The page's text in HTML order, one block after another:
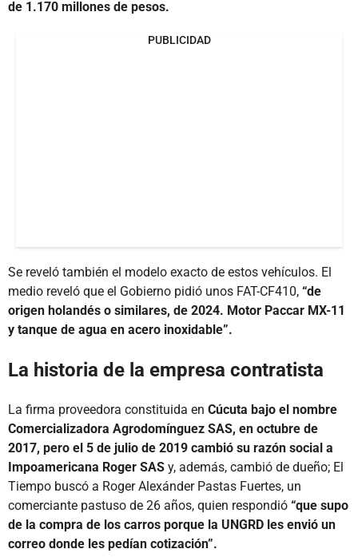
de 1.170 millones de pesos.
PUBLICIDAD
Se reveló también el modelo exacto de estos vehículos. El
medio reveló que el Gobierno pidió unos FAT-CF410, “de
origen holandés o similares, de 2024. Motor Paccar MX-11
y tanque de agua en acero inoxidable”.
La historia de la empresa contratista
La firma proveedora constituida en Cúcuta bajo el nombre
Comercializadora Agrodomínguez SAS, en octubre de
2017, pero el 5 de julio de 2019 cambió su razón social a
Impoamericana Roger SAS y, además, cambió de dueño; El
Tiempo buscó a Roger Alexánder Pastas Fuertes, un
comerciante pastuso de 26 años, quien respondió “que supo
de la compra de los carros porque la UNGRD les envió un
correo donde les pedían cotización”.